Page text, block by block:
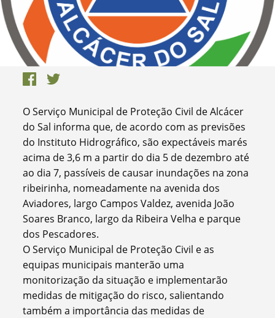
O Serviço Municipal de Proteção Civil de Alcácer
do Sal informa que, de acordo com as previsões
do Instituto Hidrográfico, são expectáveis marés
acima de 3,6 m a partir do dia 5 de dezembro até
ao dia 7, passíveis de causar inundações na zona
ribeirinha, nomeadamente na avenida dos
Aviadores, largo Campos Valdez, avenida João
Soares Branco, largo da Ribeira Velha e parque
dos Pescadores.
O Serviço Municipal de Proteção Civil e as
equipas municipais manterão uma
monitorização da situação e implementarão
medidas de mitigação do risco, salientando
também a importância das medidas de